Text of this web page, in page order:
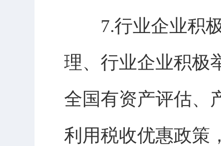
7.行业企业积极
理、行业企业积极
全国有资产评估、
利用税收优惠政策